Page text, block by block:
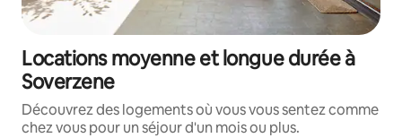
Locations moyenne et longue durée à
Soverzene
Découvrez des logements où vous vous sentez comme
chez vous pour un séjour d'un mois ou plus.